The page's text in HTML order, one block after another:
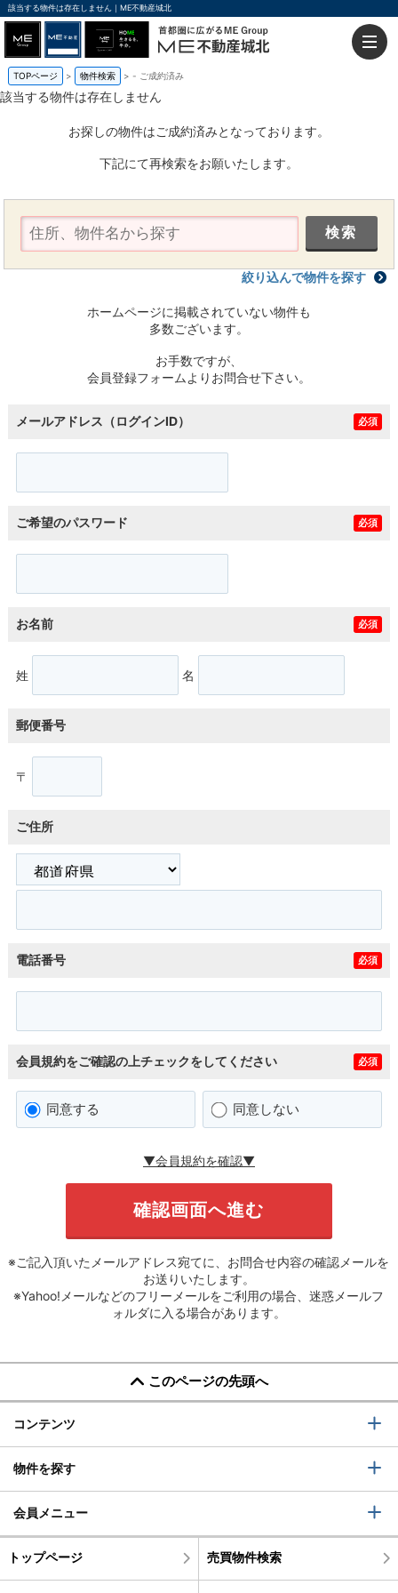
該当する物件は存在しません｜ME不動産城北
TOPページ 物件検索 - ご成約済み
該当する物件は存在しません
お探しの物件はご成約済みとなっております。
下記にて再検索をお願いたします。
絞り込んで物件を探す
ホームページに掲載されていない物件も
多数ございます。
お手数ですが、
会員登録フォームよりお問合せ下さい。
メールアドレス（ログインID） 必須
ご希望のパスワード 必須
お名前 必須
姓 名
郵便番号
〒
ご住所
電話番号 必須
会員規約をご確認の上チェックをしてください 必須
同意する 同意しない
▼会員規約を確認▼
※ご記入頂いたメールアドレス宛てに、お問合せ内容の確認メールを
お送りいたします。
※Yahoo!メールなどのフリーメールをご利用の場合、迷惑メールフ
ォルダに入る場合があります。
このページの先頭へ
コンテンツ
物件を探す
会員メニュー
トップページ 売買物件検索